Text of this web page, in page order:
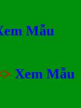
Mẫu
Xem Mẫu